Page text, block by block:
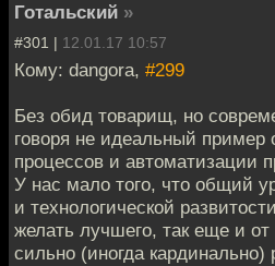
Готальский »
#301 | 12.01.17 10:57
Кому: dangora, #299
Без обид товарищ, но
говоря не идеальный пример
процессов и автоматизации
У нас мало того, что общий
и технологической
желать лучшего, так еще и от
сильно (иногда кардинально)